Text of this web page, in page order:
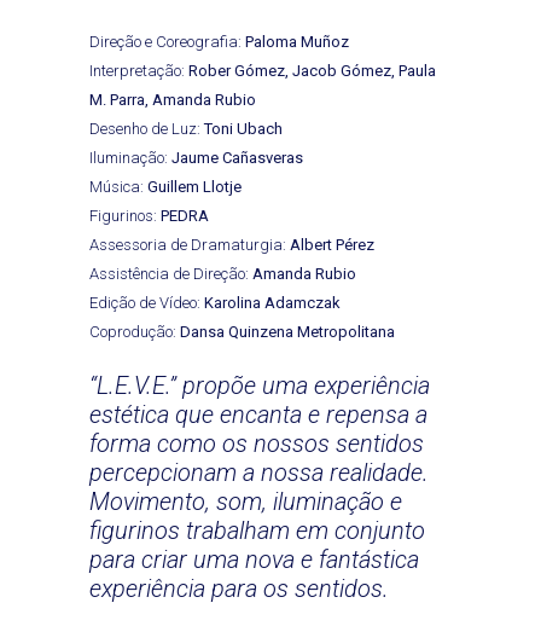
Direção e Coreografia: Paloma Muñoz
Interpretação: Rober Gómez, Jacob Gómez, Paula
M. Parra, Amanda Rubio
Desenho de Luz:Toni Ubach
Iluminação: Jaume Cañasveras
Música: Guillem Llotje
Figurinos: PEDRA
Assessoria de Dramaturgia: Albert Pérez
Assistência de Direção: Amanda Rubio
Edição de Vídeo: Karolina Adamczak
Coprodução: Dansa Quinzena Metropolitana
“L.E.V.E.” propõe uma experiência
estética que encanta e repensa a
forma como os nossos sentidos
percepcionam a nossa realidade.
Movimento, som, iluminação e
figurinos trabalham em conjunto
para criar uma nova e fantástica
experiência para os sentidos.